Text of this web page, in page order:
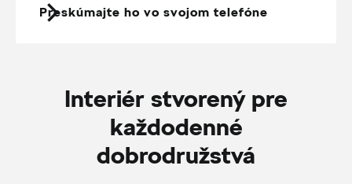
Preskúmajte ho vo svojom telefóne
Interiér stvorený pre
každodenné
dobrodružstvá